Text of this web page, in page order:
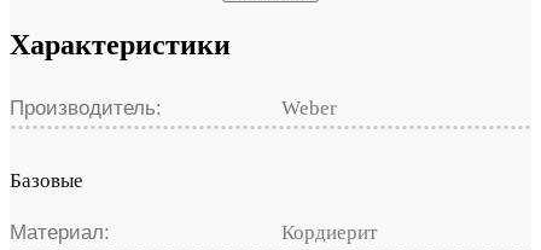
Характеристики
Производитель: Weber
Базовые
Материал: Кордиерит